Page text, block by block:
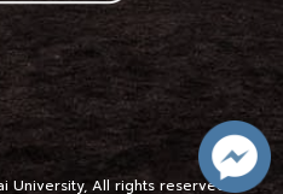
University, All rights reserved.